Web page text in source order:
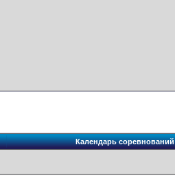
Календарь соревнований